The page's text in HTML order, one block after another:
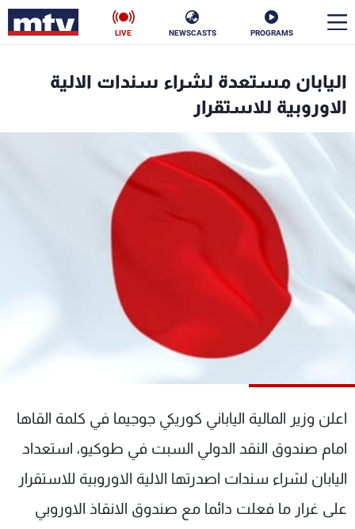
PROGRAMS
NEWSCASTS
LIVE
اليابان مستعدة لشراء سندات الالية
الاوروبية للاستقرار
اعلن وزير المالية الياباني كوريكي جوجيما في كلمة القاها
امام صندوق النقد الدولي السبت في طوكيو، استعداد
اليابان لشراء سندات اصدرتها الالية الاوروبية للاستقرار
على غرار ما فعلت دائما مع صندوق الانقاذ الاوروبي
الأخبار
سياسة
منوعات
كأس العالم
عن MTV
الإنـتـاج
لاعلاناتكم
وظائف
شروط الإسـتخدام